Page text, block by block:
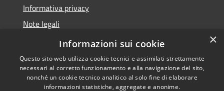
Informativa privacy
Note legali
Dichiarazione di accessibilità
×
Informazioni sui cookie
Questo sito web utilizza cookie tecnici e assimilati strettamente
necessari al corretto funzionamento e alla navigazione del sito,
nonché un cookie tecnico analitico al solo fine di elaborare
informazioni statistiche, aggregate e anonime.